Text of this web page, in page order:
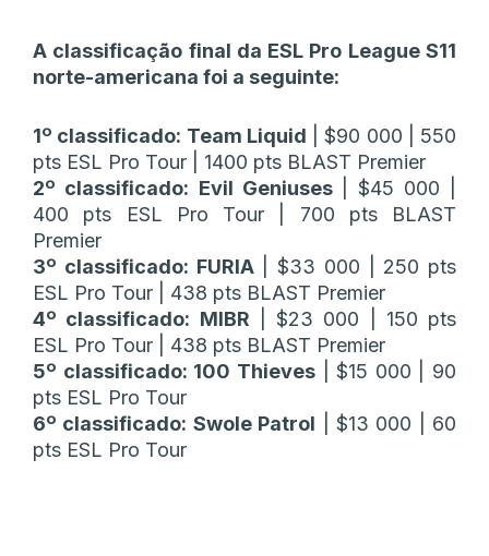
A classificação final da ESL Pro League S11
norte-americana foi a seguinte:
1º classificado: Team Liquid | $90 000 | 550
pts ESL Pro Tour | 1400 pts BLAST Premier
2º classificado: Evil Geniuses| $45 000 |
400 pts ESL Pro Tour | 700 pts BLAST
Premier
3º classificado: FURIA| $33 000 | 250 pts
ESL Pro Tour | 438 pts BLAST Premier
4º classificado: MIBR | $23 000 | 150 pts
ESL Pro Tour | 438 pts BLAST Premier
5º classificado: 100 Thieves| $15 000 | 90
pts ESL Pro Tour
6º classificado: Swole Patrol | $13 000 | 60
pts ESL Pro Tour